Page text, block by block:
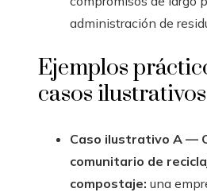
administración de
Ejemplos
casos ilustrativos
Caso ilustrativo A —
comunitario de
compostaje: una